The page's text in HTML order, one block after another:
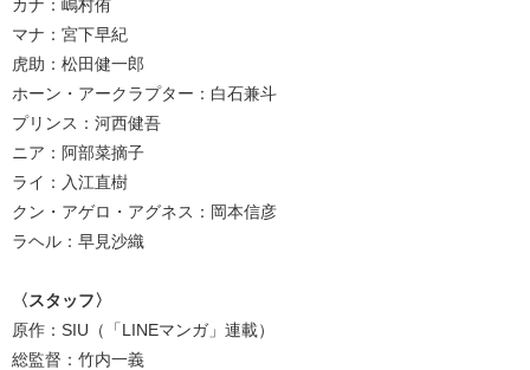
カナ：嶋村侑
マナ：宮下早紀
⻁助：松⽥健⼀郎
ホーン・アークラプター：⽩⽯兼⽃
プリンス：河⻄健吾
ニア：阿部菜摘⼦
ライ：⼊江直樹
クン・アゲロ・アグネス：岡本信彦
ラヘル：早⾒沙織
〈スタッフ〉
原作：SIU（「LINEマンガ」連載）
総監督：⽵内⼀義